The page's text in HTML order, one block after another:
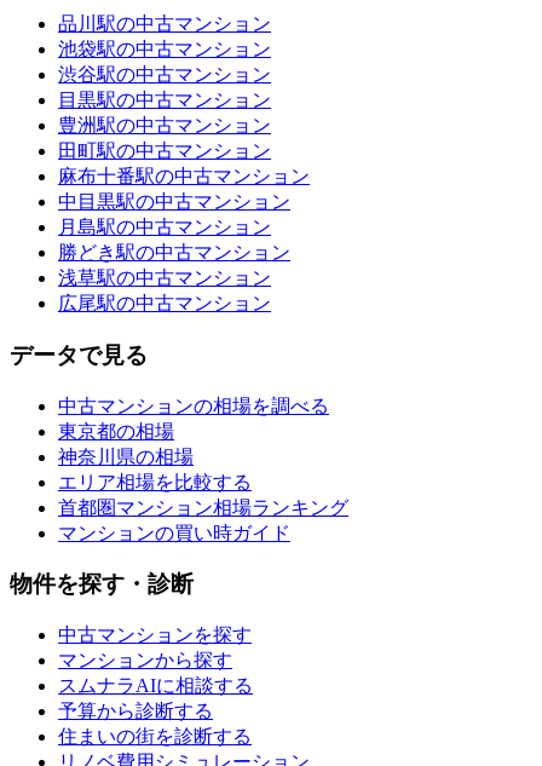
品川駅の中古マンション
池袋駅の中古マンション
渋谷駅の中古マンション
目黒駅の中古マンション
豊洲駅の中古マンション
田町駅の中古マンション
麻布十番駅の中古マンション
中目黒駅の中古マンション
月島駅の中古マンション
勝どき駅の中古マンション
浅草駅の中古マンション
広尾駅の中古マンション
データで見る
中古マンションの相場を調べる
東京都の相場
神奈川県の相場
エリア相場を比較する
首都圏マンション相場ランキング
マンションの買い時ガイド
物件を探す・診断
中古マンションを探す
マンションから探す
スムナラAIに相談する
予算から診断する
住まいの街を診断する
リノベ費用シミュレーション